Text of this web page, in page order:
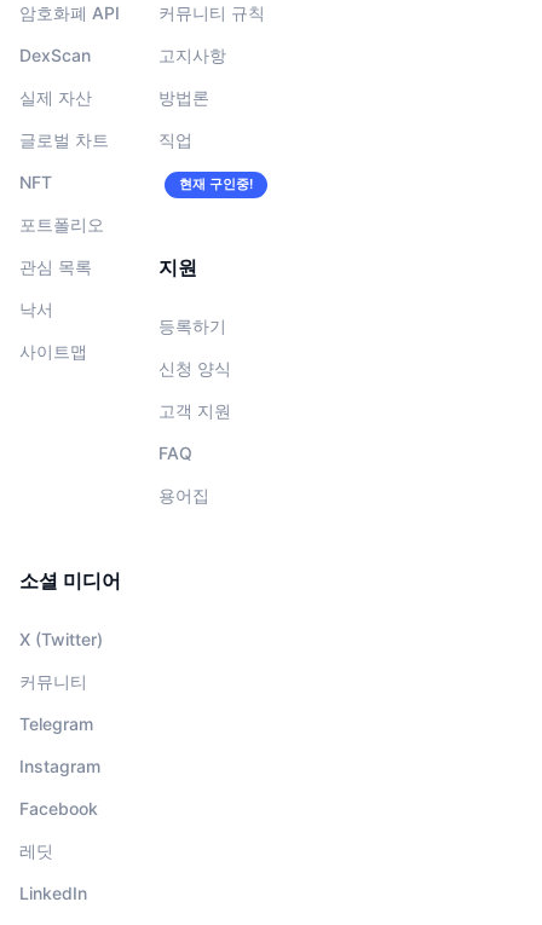
암호화폐 API
DexScan
실제 자산
글로벌 차트
NFT
포트폴리오
관심 목록
낙서
사이트맵
커뮤니티 규칙
고지사항
방법론
직업
현재 구인중!
지원
등록하기
신청 양식
고객 지원
FAQ
용어집
소셜 미디어
X (Twitter)
커뮤니티
Telegram
Instagram
Facebook
레딧
LinkedIn